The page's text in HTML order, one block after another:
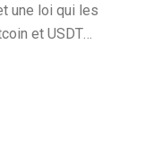
une loi qui les
et USDT